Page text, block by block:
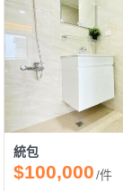
統包
$100,000/件